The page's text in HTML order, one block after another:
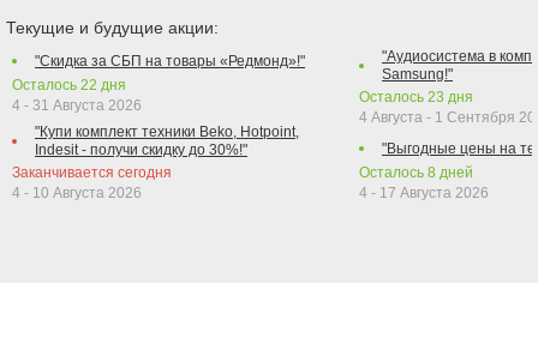
Текущие и будущие акции:
"Скидка за СБП на товары «Редмонд»!"
Осталось 22 дня
4 - 31 Августа 2026
"Купи комплект техники Beko, Hotpoint,
Indesit - получи скидку до 30%!"
Заканчивается сегодня
4 - 10 Августа 2026
"Аудиосистема в
Samsung!"
Осталось 23 дня
4 Августа - 1 Сентября
"Выгодные цены на
Осталось 8 дней
4 - 17 Августа 2026